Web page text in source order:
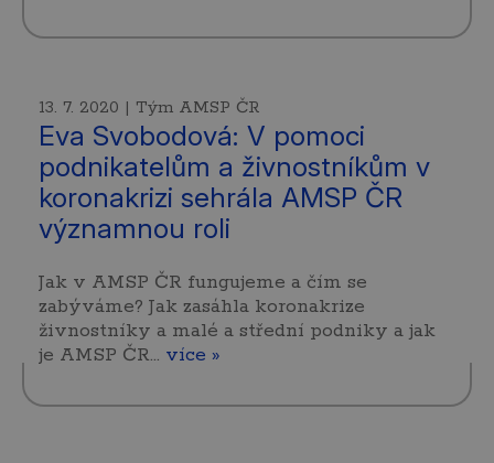
13. 7. 2020 | Tým AMSP ČR
Eva Svobodová: V pomoci
podnikatelům a živnostníkům v
koronakrizi sehrála AMSP ČR
významnou roli
Jak v AMSP ČR fungujeme a čím se
zabýváme? Jak zasáhla koronakrize
živnostníky a malé a střední podniky a jak
je AMSP ČR… více »